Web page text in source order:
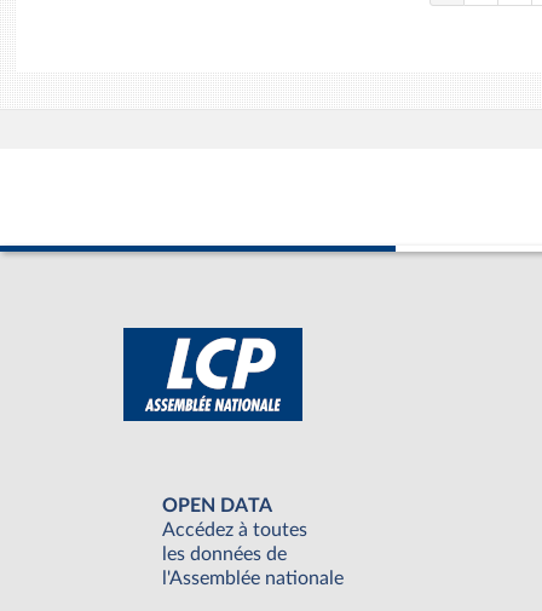
OPEN DATA
Accédez à toutes
les données de
l'Assemblée nationale